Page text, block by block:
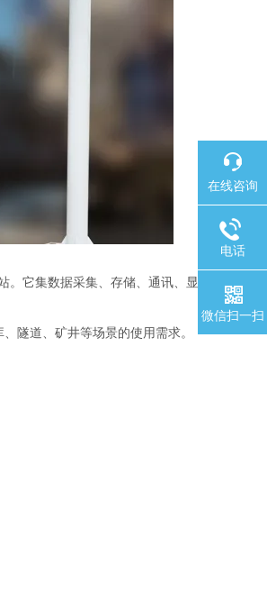
它集数据采集、存储、通讯、显
隧道、矿井等场景的使用需求。
在线咨询
电话
微信扫一扫